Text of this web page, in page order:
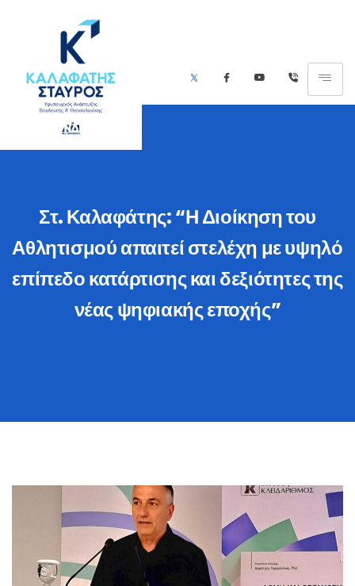
Στ. Καλαφάτης: “Η Διοίκηση του
Αθλητισμού απαιτεί στελέχη με υψηλό
επίπεδο κατάρτισης και δεξιότητες της
νέας ψηφιακής εποχής”